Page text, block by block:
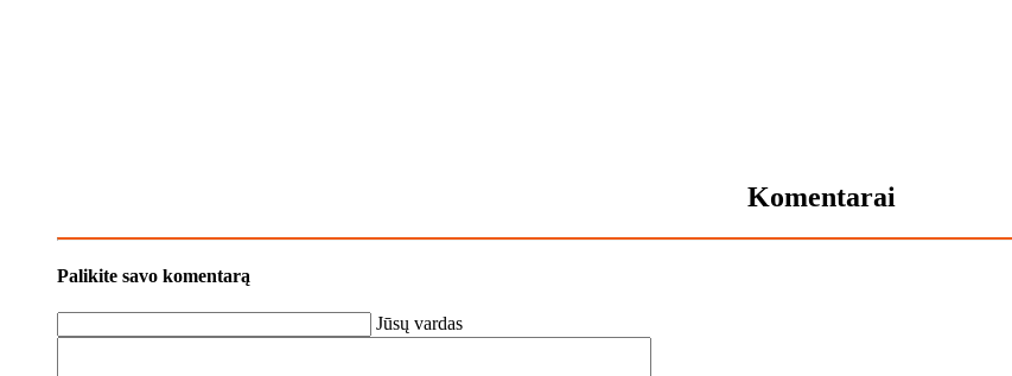
Komentarai
Palikite savo komentarą
Jūsų vardas